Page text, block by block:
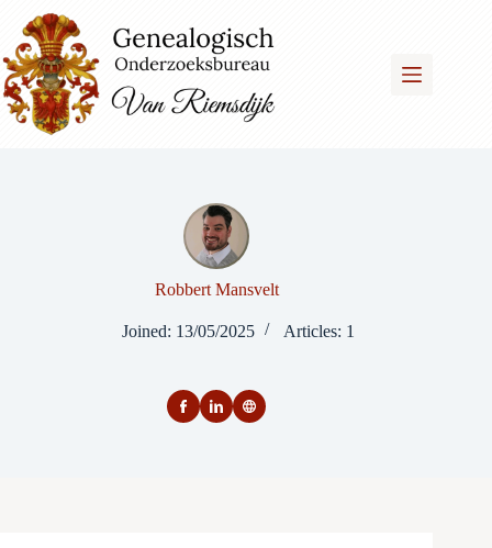
content
Robbert Mansvelt
Joined: 13/05/2025 Articles: 1